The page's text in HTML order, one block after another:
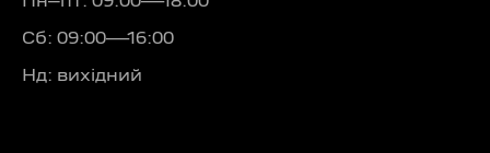
Сб: 09:00—16:00
Нд: вихідний